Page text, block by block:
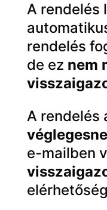
A rendelés
rendelés
de ez nem
A rendelés
e-mailben